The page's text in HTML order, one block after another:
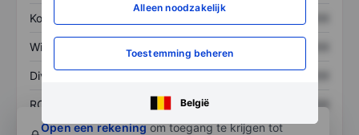
Alleen noodzakelijk
Toestemming beheren
België
Koers/omzetratio XXXXXXX
Winst per aandeel XXXXXXX
Dividend per aandeel
ROE XXXXXXX
XXXXXXX
Open een rekeningom toegang te krijgen tot